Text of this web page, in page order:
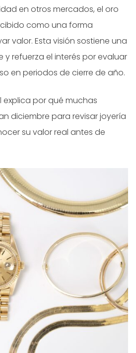
en otros mercados, el oro
como una forma
valor. Esta visión sostiene una
refuerza el interés por evaluar
en periodos de cierre de año.
por qué muchas
diciembre para revisar joyería
su valor real antes de